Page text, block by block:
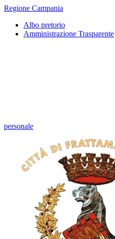
Regione Campania
Albo pretorio
Amministrazione Trasparente
personale